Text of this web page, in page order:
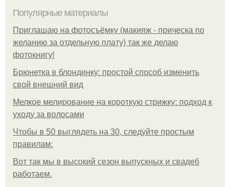
Популярные материалы
Приглашаю на фотосъёмку (макияж - прическа по
желанию за отдельную плату) так же делаю
фотокнигу!
Брюнетка в блондинку: простой способ изменить
свой внешний вид
Мелкое мелирование на короткую стрижку: подход к
уходу за волосами
Чтобы в 50 выглядеть на 30, следуйте простым
правилам:
Вот так мы в высокий сезон выпускных и свадеб
работаем.